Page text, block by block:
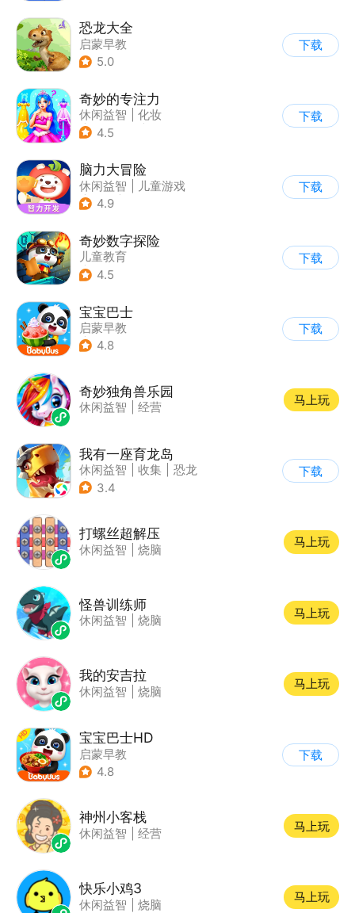
恐龙大全
启蒙早教
5.0
下载
奇妙的专注力
休闲益智
化妆
| 宝宝巴士
4.5
下载
脑力大冒险
休闲益智
儿童游戏
| 卡通
4.9
下载
奇妙数字探险
儿童教育
| 儿童益智游戏
4.5
下载
宝宝巴士
启蒙早教
| 儿童益智游戏
4.8
下载
奇妙独角兽乐园
休闲益智 经营
马上玩
我有一座育龙岛
休闲益智 收集
恐龙
| 宠物养成
3.4
下载
打螺丝超解压
休闲益智 烧脑
马上玩
怪兽训练师
休闲益智 烧脑
马上玩
我的安吉拉
休闲益智 烧脑
马上玩
宝宝巴士HD
启蒙早教
| 儿童益智游戏
4.8
下载
神州小客栈
休闲益智 经营
马上玩
快乐小鸡3
休闲益智 烧脑
马上玩